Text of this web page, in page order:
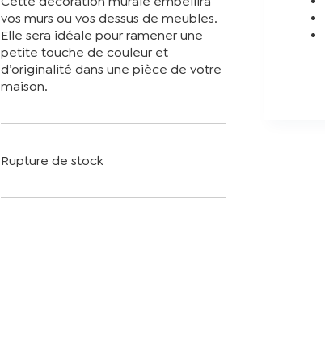
vos murs ou vos dessus de meubles.
Elle sera idéale pour ramener une
petite touche de couleur et
d’originalité dans une pièce de votre
maison.
Rupture de stock